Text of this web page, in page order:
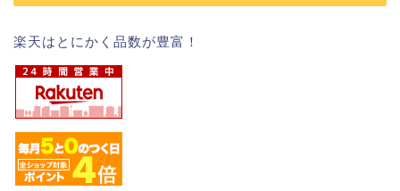
楽天はとにかく品数が豊富！